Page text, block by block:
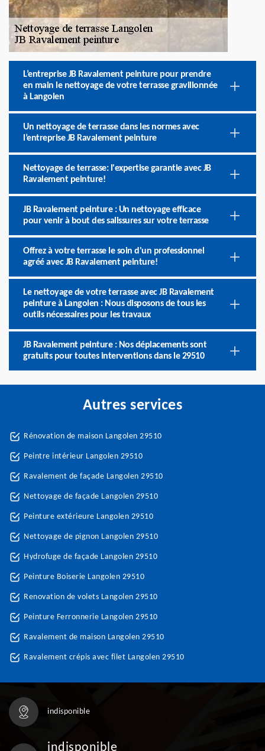
L’entreprise JB Ravalement peinture pour prendre
en main le nettoyage de votre terrasse gravillonnée
à Langolen
Un nettoyage de terrasse dans les normes avec
l’entreprise JB Ravalement peinture
Nettoyage de terrasse: l'expertise garantie avec JB
Ravalement peinture!
JB Ravalement peinture : Un nettoyage efficace
pour venir à bout des salissures sur votre terrasse
Offrez à votre terrasse le soin d'un professionnel
agréé avec JB Ravalement peinture!
Le nettoyage de votre terrasse avec JB Ravalement
peinture à Langolen : Nous disposons de tous les
outils nécessaires pour les travaux
JB Ravalement peinture : Nos déplacements sont
gratuits pour toutes interventions dans le 29510
Autres services
Rénovation de maison Langolen 29510
Peintre intérieur Langolen 29510
Ravalement de façade Langolen 29510
Nettoyage de façade Langolen 29510
Peinture extérieure Langolen 29510
Nettoyage de pignon Langolen 29510
Hydrofuge de façade Langolen 29510
Peinture Boiserie Langolen 29510
Renovation de volets Langolen 29510
Peinture Ferronnerie Langolen 29510
Ravalement de maison Langolen 29510
Ravalement crépis avec filet Langolen 29510
indisponible
indisponible